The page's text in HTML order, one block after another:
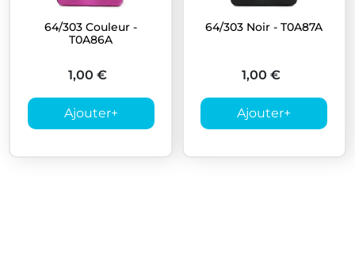
64/303 Couleur -
T0A86A
1,00 €
Ajouter+
64/303 Noir - T0A87A
1,00 €
Ajouter+